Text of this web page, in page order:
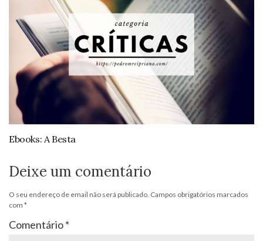
Ebooks: A Besta
Deixe um comentário
O seu endereço de email não será publicado. Campos obrigatórios marcados
com *
Comentário*